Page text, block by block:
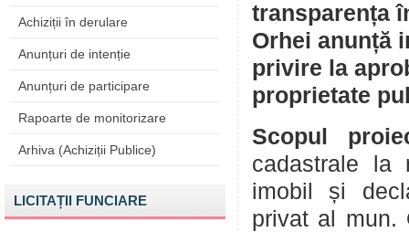
Achiziții în derulare
Anunțuri de intenție
Anunțuri de participare
Rapoarte de monitorizare
Arhiva (Achiziții Publice)
LICITAȚII FUNCIARE
transparența
Orhei anunță
privire la
proprietate
Scopul
cadastrale la
imobil și
privat al mun.